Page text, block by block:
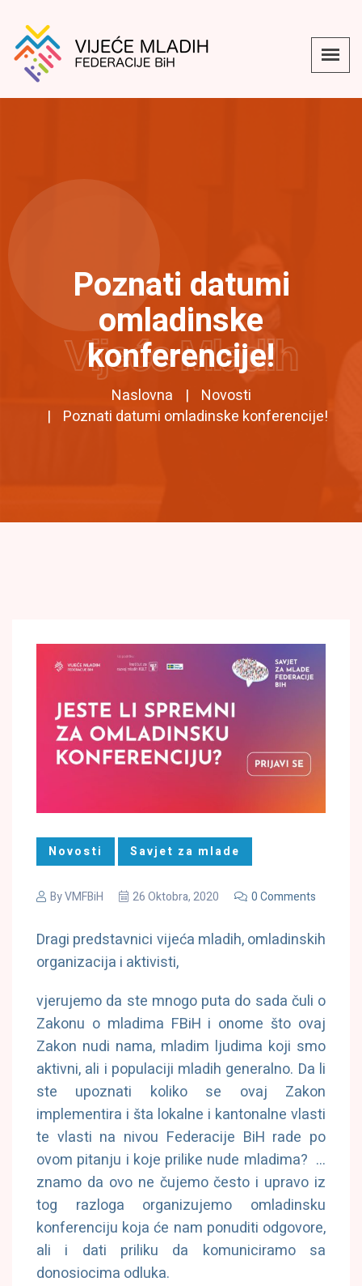
Poznati datumi
omladinske
konferencije!
Naslovna
Novosti
Poznati datumi omladinske konferencije!
Vijeće Mladih
Novosti Savjet za mlade
ByVMFBiH 26 Oktobra, 2020 0 Comments
Dragi predstavnici vijeća mladih, omladinskih
organizacija i aktivisti,
vjerujemo da ste mnogo puta do sada čuli o
Zakonu o mladima FBiH i onome što ovaj
Zakon nudi nama, mladim ljudima koji smo
aktivni, ali i populaciji mladih generalno. Da li
ste upoznati koliko se ovaj Zakon
implementira i šta lokalne i kantonalne vlasti
te vlasti na nivou Federacije BiH rade po
ovom pitanju i koje prilike nude mladima? …
znamo da ovo ne čujemo često i upravo iz
tog razloga organizujemo omladinsku
konferenciju koja će nam ponuditi odgovore,
ali i dati priliku da komuniciramo sa
donosiocima odluka.